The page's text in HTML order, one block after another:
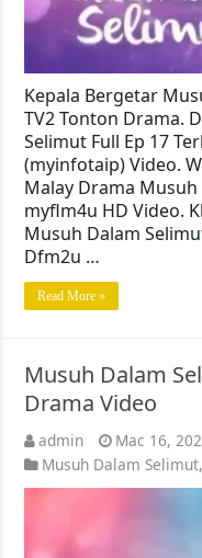
Kepala Bergetar
TV2 Tonton Drama.
Selimut Full Ep 17
(myinfotaip) Video.
Malay Drama
myflm4u HD Video.
Musuh Dalam
Dfm2u …
Read More »
Musuh Dalam
Drama Video
admin
Mac 16,
Musuh Dalam Selimut